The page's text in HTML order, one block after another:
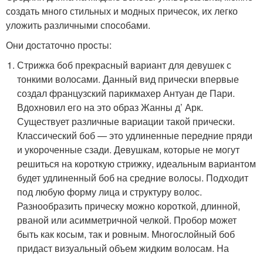
создать много стильных и модных причесок, их легко
уложить различными способами.
Они достаточно просты:
Стрижка боб прекрасный вариант для девушек с
тонкими волосами. Данный вид прически впервые
создал французский парикмахер Антуан де Пари.
Вдохновил его на это образ Жанны д’ Арк.
Существует различные вариации такой прически.
Классический боб — это удлиненные передние пряди
и укороченные сзади. Девушкам, которые не могут
решиться на короткую стрижку, идеальным вариантом
будет удлиненный боб на средние волосы. Подходит
под любую форму лица и структуру волос.
Разнообразить прическу можно короткой, длинной,
рваной или асимметричной челкой. Пробор может
быть как косым, так и ровным. Многослойный боб
придаст визуальный объем жидким волосам. На